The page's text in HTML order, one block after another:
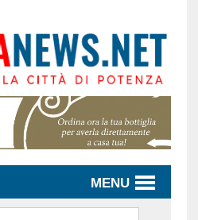
MENU